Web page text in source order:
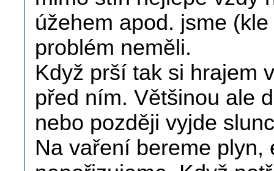
úžehem apod. jsme
problém neměli.
Když prší tak si hrajem
před ním. Většinou ale
nebo později vyjde
Na vaření bereme plyn,